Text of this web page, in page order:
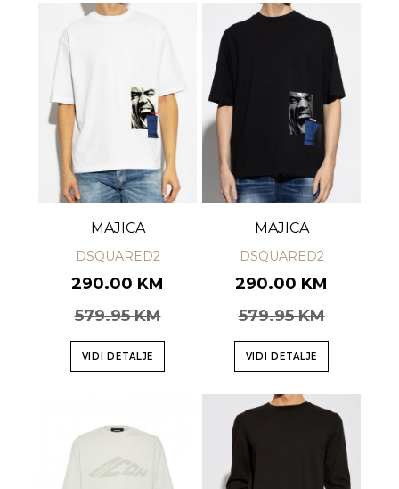
MAJICA
DSQUARED2
290.00 KM
579.95 KM
VIDI DETALJE
MAJICA
DSQUARED2
290.00 KM
579.95 KM
VIDI DETALJE